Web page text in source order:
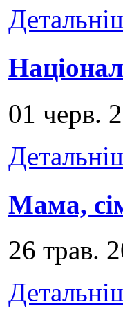
01 черв.
Мама,
26 трав.